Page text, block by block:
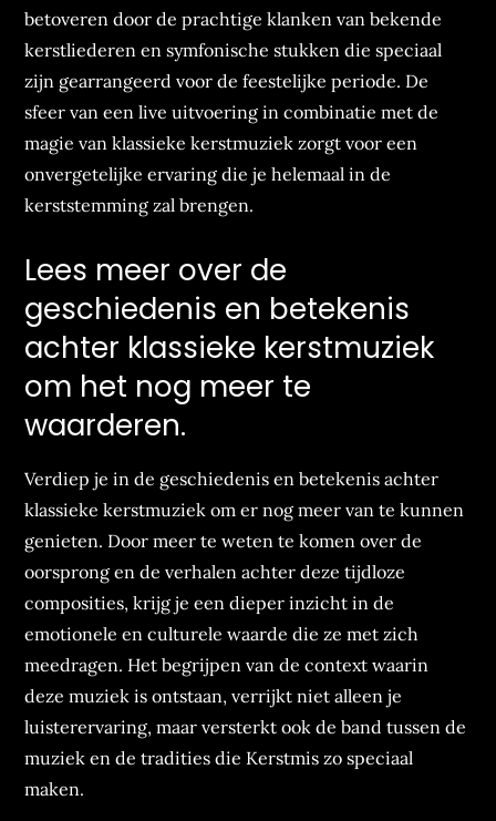
betoveren door de prachtige klanken van bekende
kerstliederen en symfonische stukken die speciaal
zijn gearrangeerd voor de feestelijke periode. De
sfeer van een live uitvoering in combinatie met de
magie van klassieke kerstmuziek zorgt voor een
onvergetelijke ervaring die je helemaal in de
kerststemming zal brengen.
Lees meer over de
geschiedenis en betekenis
achter klassieke kerstmuziek
om het nog meer te
waarderen.
Verdiep je in de geschiedenis en betekenis achter
klassieke kerstmuziek om er nog meer van te kunnen
genieten. Door meer te weten te komen over de
oorsprong en de verhalen achter deze tijdloze
composities, krijg je een dieper inzicht in de
emotionele en culturele waarde die ze met zich
meedragen. Het begrijpen van de context waarin
deze muziek is ontstaan, verrijkt niet alleen je
luisterervaring, maar versterkt ook de band tussen de
muziek en de tradities die Kerstmis zo speciaal
maken.